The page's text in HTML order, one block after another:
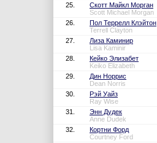
25.
Скотт Майкл Морган
Scott Michael Morgan
26.
Пол Террелл Клэйтон
Terrell Clayton
27.
Лиза Каминир
Lisa Kaminir
28.
Кейко Элизабет
Keiko Elizabeth
29.
Дин Норрис
Dean Norris
30.
Рэй Уайз
Ray Wise
31.
Энн Дудек
Anne Dudek
32.
Кортни Форд
Courtney Ford